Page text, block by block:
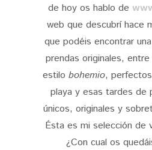
de hoy os hablo de
web que descubrí hace
que podéis encontrar
prendas originales,
estilo bohemio,
playa y esas tardes de
únicos, originales y
Ésta es mi selección de
¿Con cual os